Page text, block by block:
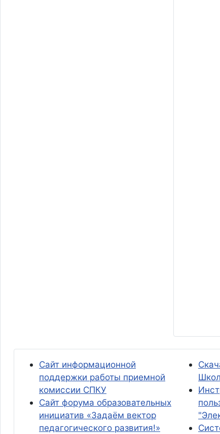
Сайт информационной
поддержки работы приемной
комиссии СПКУ
Сайт форума образовательных
инициатив «Задаём вектор
педагогического развития!»